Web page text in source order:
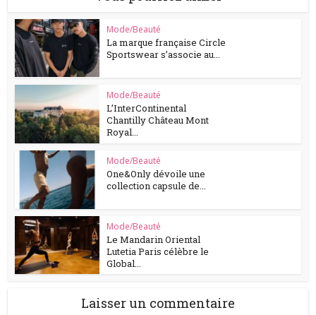
Mode/Beauté
La marque française Circle
Sportswear s’associe au...
Mode/Beauté
L’InterContinental
Chantilly Château Mont
Royal...
Mode/Beauté
One&Only dévoile une
collection capsule de...
Mode/Beauté
Le Mandarin Oriental
Lutetia Paris célèbre le
Global...
Laisser un commentaire